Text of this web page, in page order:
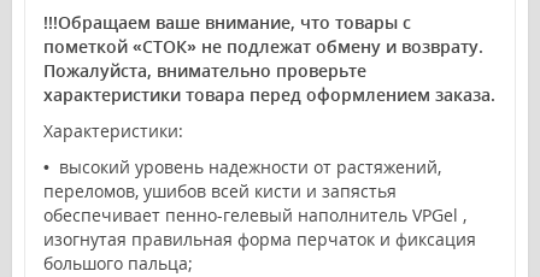
!!!Обращаем ваше внимание, что товары с
пометкой «СТОК» не подлежат обмену и возврату.
Пожалуйста, внимательно проверьте
характеристики товара перед оформлением заказа.
Характеристики:
• высокий уровень надежности от растяжений,
переломов, ушибов всей кисти и запястья
обеспечивает пенно-гелевый наполнитель VPGel ,
изогнутая правильная форма перчаток и фиксация
большого пальца;